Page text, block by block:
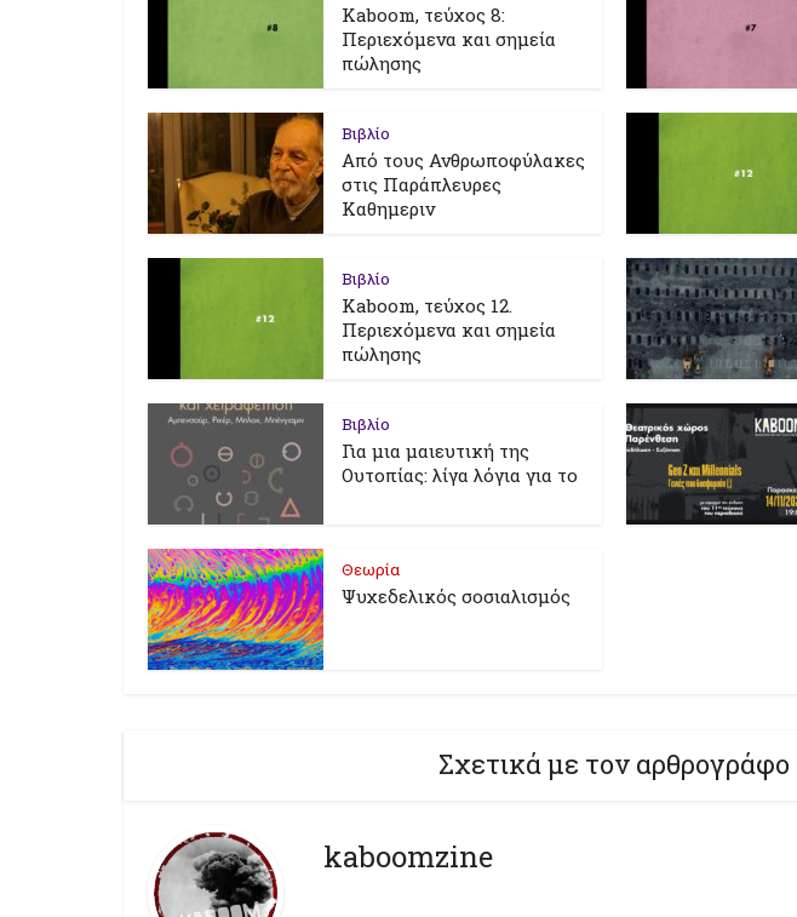
Kaboom, τεύχος 8:
Περιεχόμενα και σημεία
πώλησης
Βιβλίο
Από τους Ανθρωποφύλακες
στις Παράπλευρες
Καθημεριν
Βιβλίο
Kaboom, τεύχος 12.
Περιεχόμενα και σημεία
πώλησης
Βιβλίο
Για μια μαιευτική της
Ουτοπίας: λίγα λόγια για το
Θεωρία
Ψυχεδελικός σοσιαλισμός
Σχετικά με τον αρθρογράφο
kaboomzine